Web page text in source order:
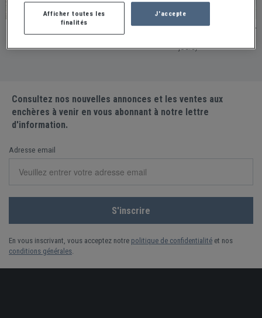
Portugal
MERCEDES 230 SL Pagode - 1965
Portugal / Publiée le 2026-07-16 (Il y a 22 jours)
Nantes
MERCEDES 230
jours)
Consultez nos nouvelles annonces et les ventes aux
enchères à venir en vous abonnant à notre lettre
d'information.
Adresse email
En vous inscrivant, vous acceptez notre politique de confidentialité et nos
conditions générales.
Afficher toutes les
finalités
J'accepte